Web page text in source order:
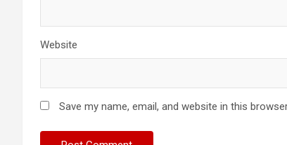
Website
Save my name, email, and website in this